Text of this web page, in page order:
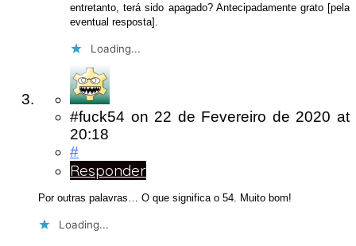
entretanto, terá sido apagado? Antecipadamente grato [pela
eventual resposta].
Loading...
#fuck54 on 22 de Fevereiro de 2020at
20:18
#
Responder
Por outras palavras… O que significa o 54. Muito bom!
Loading...